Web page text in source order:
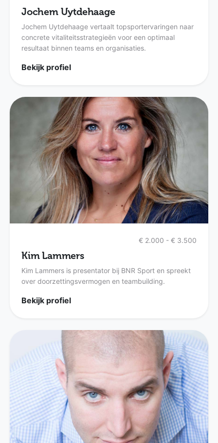
Jochem Uytdehaage
Jochem Uytdehaage vertaalt topsportervaringen naar
concrete vitaliteitsstrategieën voor een optimaal
resultaat binnen teams en organisaties.
Bekijk profiel
€ 2.000 - € 3.500
Kim Lammers
Kim Lammers is presentator bij BNR Sport en spreekt
over doorzettingsvermogen en teambuilding.
Bekijk profiel